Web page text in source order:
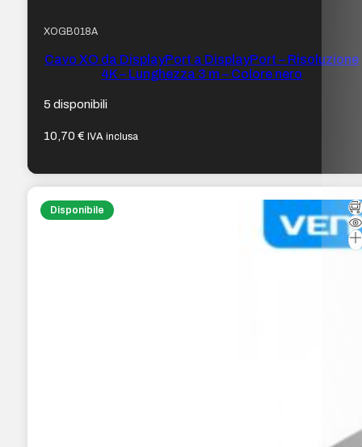
XOGB018A
Cavo XO da DisplayPort a DisplayPort – Risoluzione
4K – Lunghezza 3 m – Colore nero
5 disponibili
10,70€ IVA inclusa
Disponibile